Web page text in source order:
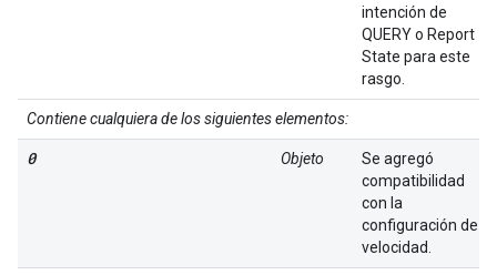
intención de
QUERY o Report
State para este
rasgo.
Contiene cualquiera de los siguientes elementos:
0 Objeto
Se agregó
compatibilidad
con la
configuración de
velocidad.